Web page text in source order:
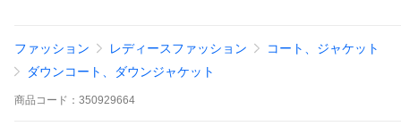
ファッション レディースファッション
コート、ジャケット
ダウンコート、ダウンジャケット
商品 コード： 350929664